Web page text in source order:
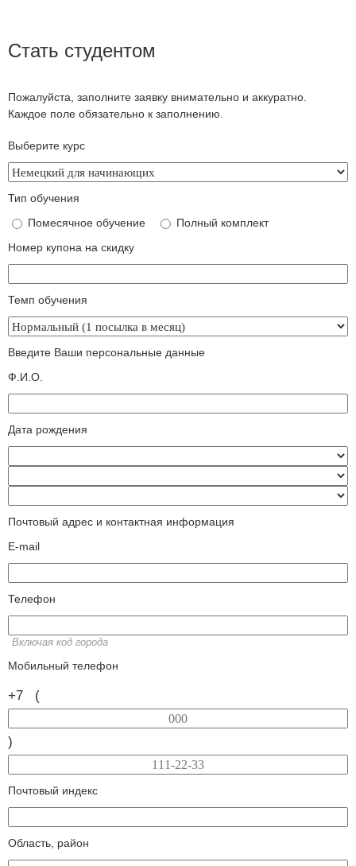
Стать студентом
Пожалуйста, заполните заявку внимательно и аккуратно.
Каждое поле обязательно к заполнению.
Выберите курс
Тип обучения
Помесячное обучение
Полный комплект
Номер купона на скидку
Темп обучения
Введите Ваши персональные данные
Ф.И.О.
Дата рождения
Почтовый адрес и контактная информация
E-mail
Телефон
Включая код города
Мобильный телефон
+7 (
)
Почтовый индекс
Область, район